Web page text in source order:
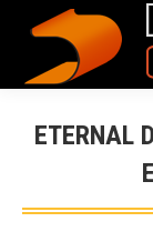
ETERNAL